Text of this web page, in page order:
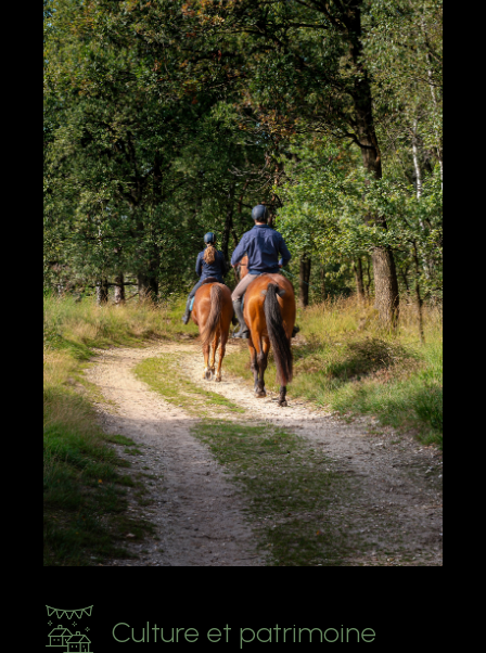
Culture et patrimoine